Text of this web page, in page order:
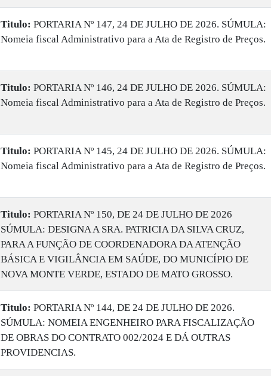
Titulo: PORTARIA Nº 147, 24 DE JULHO DE 2026. SÚMULA:
Nomeia fiscal Administrativo para a Ata de Registro de Preços.
Titulo: PORTARIA Nº 146, 24 DE JULHO DE 2026. SÚMULA:
Nomeia fiscal Administrativo para a Ata de Registro de Preços.
Titulo: PORTARIA Nº 145, 24 DE JULHO DE 2026. SÚMULA:
Nomeia fiscal Administrativo para a Ata de Registro de Preços.
Titulo: PORTARIA Nº 150, DE 24 DE JULHO DE 2026
SÚMULA: DESIGNA A SRA. PATRICIA DA SILVA CRUZ,
PARA A FUNÇÃO DE COORDENADORA DA ATENÇÃO
BÁSICA E VIGILÂNCIA EM SAÚDE, DO MUNICÍPIO DE
NOVA MONTE VERDE, ESTADO DE MATO GROSSO.
Titulo: PORTARIA Nº 144, DE 24 DE JULHO DE 2026.
SÚMULA: NOMEIA ENGENHEIRO PARA FISCALIZAÇÃO
DE OBRAS DO CONTRATO 002/2024 E DÁ OUTRAS
PROVIDENCIAS.